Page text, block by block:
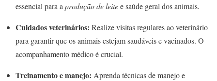
essencial para a produção de leitee saúde geral dos animais.
Cuidados veterinários: Realize visitas regulares ao veterinário
para garantir que os animais estejam saudáveis e vacinados. O
acompanhamento médico é crucial.
Treinamento e manejo: Aprenda técnicas de manejo e